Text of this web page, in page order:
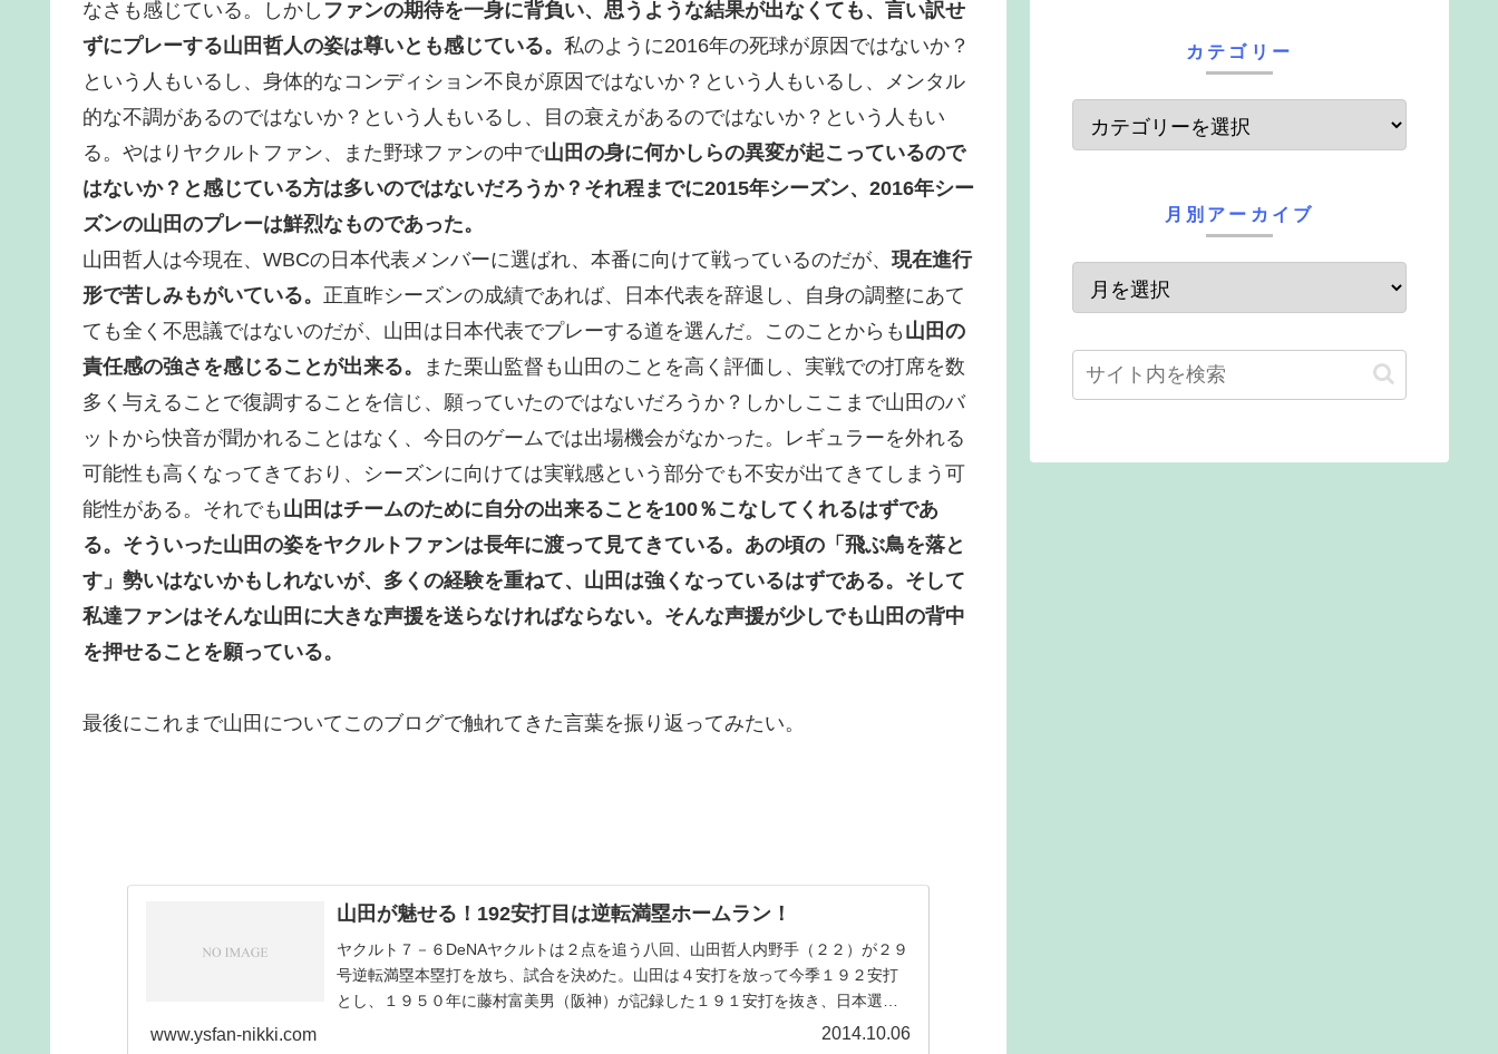
なさも感じている。しかし ファンの期待を一身に背負い、思うような結果が出なくても、言い訳せ
ずにプレーする山田哲人の姿は尊いとも感じている。 私のように2016年の死球が原因ではないか？
という人もいるし、身体的なコンディション不良が原因ではないか？という人もいるし、メンタル
的な不調があるのではないか？という人もいるし、目の衰えがあるのではないか？という人もい
る。やはりヤクルトファン、また野球ファンの中で山田の身に何かしらの異変が起こっているので
はないか？と感じている方は多いのではないだろうか？それ程までに2015年シーズン、2016年シー
ズンの山田のプレーは鮮烈なものであった。
山田哲人は今現在、WBCの日本代表メンバーに選ばれ、本番に向けて戦っているのだが、 現在進行
形で苦しみもがいている。 正直昨シーズンの成績であれば、日本代表を辞退し、自身の調整にあて
ても全く不思議ではないのだが、山田は日本代表でプレーする道を選んだ。このことからも 山田の
責任感の強さを感じることが出来る。
また栗山監督も山田のことを高く評価し、実戦での打席を数
多く与えることで復調することを信じ、願っていたのではないだろうか？しかしここまで山田のバ
ットから快音が聞かれることはなく、今日のゲームでは出場機会がなかった。レギュラーを外れる
可能性も高くなってきており、シーズンに向けては実戦感という部分でも不安が出てきてしまう可
能性がある。それでも 山田はチームのために自分の出来ることを100％こなしてくれるはずであ
る。そういった山田の姿をヤクルトファンは長年に渡って見てきている。あの頃の「飛ぶ鳥を落と
す」勢いはないかもしれないが、多くの経験を重ねて、山田は強くなっているはずである。そして
私達ファンはそんな山田に大きな声援を送らなければならない。そんな声援が少しでも山田の背中
を押せることを願っている。
最後にこれまで山田についてこのブログで触れてきた言葉を振り返ってみたい。
山田が魅せる！192安打目は逆転満塁ホームラン！
ヤクルト７－６DeNAヤクルトは２点を追う八回、山田哲人内野手（２２）が２９
号逆転満塁本塁打を放ち、試合を決めた。山田は４安打を放って今季１９２安打
とし、１９５０年に藤村富美男（阪神）が記録した１９１安打を抜き、日本選手
www.ysfan-nikki.com 2014.10.06
カテゴリー
月別アーカイブ